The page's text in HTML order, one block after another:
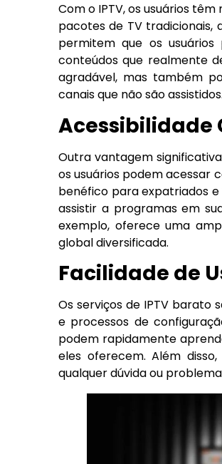
Com o IPTV, os usuários
pacotes de TV tradicionais,
permitem que os usuários
conteúdos que realmente
agradável, mas também
canais que não são assistidos.
Acessibilidade
Outra vantagem
os usuários podem acessar
benéfico para expatriados
assistir a programas em
exemplo, oferece uma
global diversificada.
Facilidade de
Os serviços de IPTV barato
e processos de
podem rapidamente
eles oferecem. Além
qualquer dúvida ou